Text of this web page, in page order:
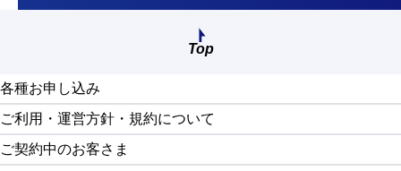
Top
各種お申し込み
ご利用・運営方針・規約について
ご契約中のお客さま